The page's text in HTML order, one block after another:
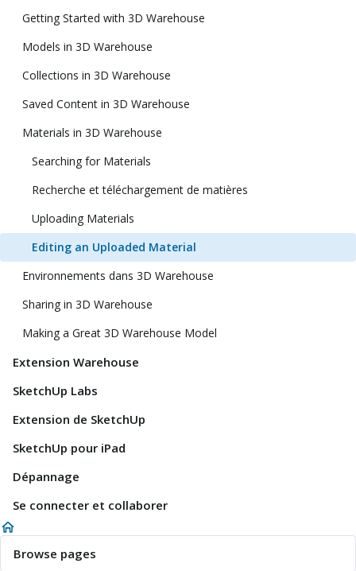
Getting Started with 3D Warehouse
Models in 3D Warehouse
Collections in 3D Warehouse
Saved Content in 3D Warehouse
Materials in 3D Warehouse
Searching for Materials
Recherche et téléchargement de matières
Uploading Materials
Editing an Uploaded Material
Environnements dans 3D Warehouse
Sharing in 3D Warehouse
Making a Great 3D Warehouse Model
Extension Warehouse
SketchUp Labs
Extension de SketchUp
SketchUp pour iPad
Dépannage
Se connecter et collaborer
Browse pages